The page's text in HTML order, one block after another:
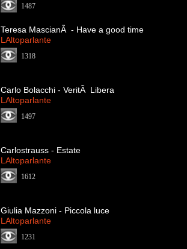
1487
Teresa MascianÃ - Have a good time
LAltoparlante
1318
Carlo Bolacchi - VeritÃ Libera
LAltoparlante
1497
Carlostrauss - Estate
LAltoparlante
1612
Giulia Mazzoni - Piccola luce
LAltoparlante
1231